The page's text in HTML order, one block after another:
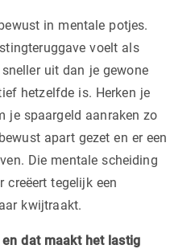
in mentale potjes.
voelt als
sneller uit dan je gewone
hetzelfde is. Herken je
je spaargeld aanraken zo
apart gezet en er een
Die mentale scheiding
creëert tegelijk een
kwijtraakt.
dat maakt het lastig